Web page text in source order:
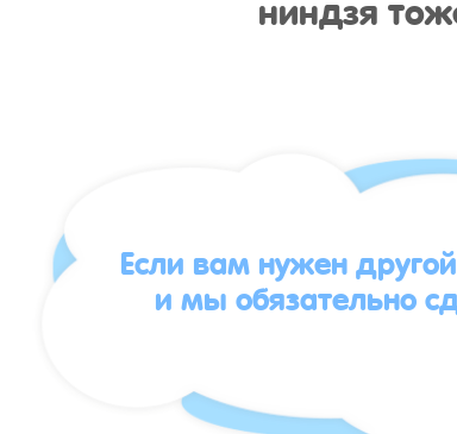
Если вам нужен
и мы обязательно